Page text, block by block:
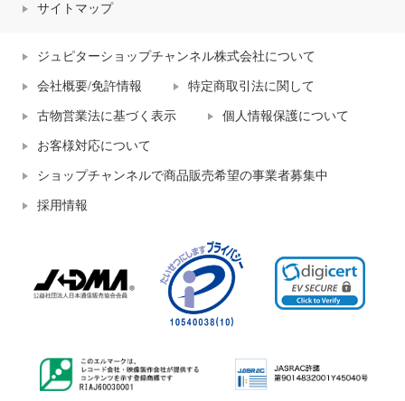
サイトマップ
ジュピターショップチャンネル株式会社について
会社概要/免許情報 特定商取引法に関して
古物営業法に基づく表示 個人情報保護について
お客様対応について
ショップチャンネルで商品販売希望の事業者募集中
採用情報